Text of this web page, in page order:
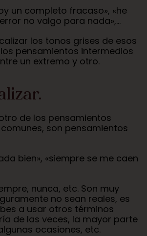
un completo fracaso», «he
no valgo para nada»,…
los tonos grises de esos
pensamientos intermedios
un extremo y otro.
de los pensamientos
son pensamientos
bien», «siempre se me caen
nunca, etc. Son muy
no sean reales, es
a usar otros términos
de las veces, la mayor parte
ocasiones, etc.